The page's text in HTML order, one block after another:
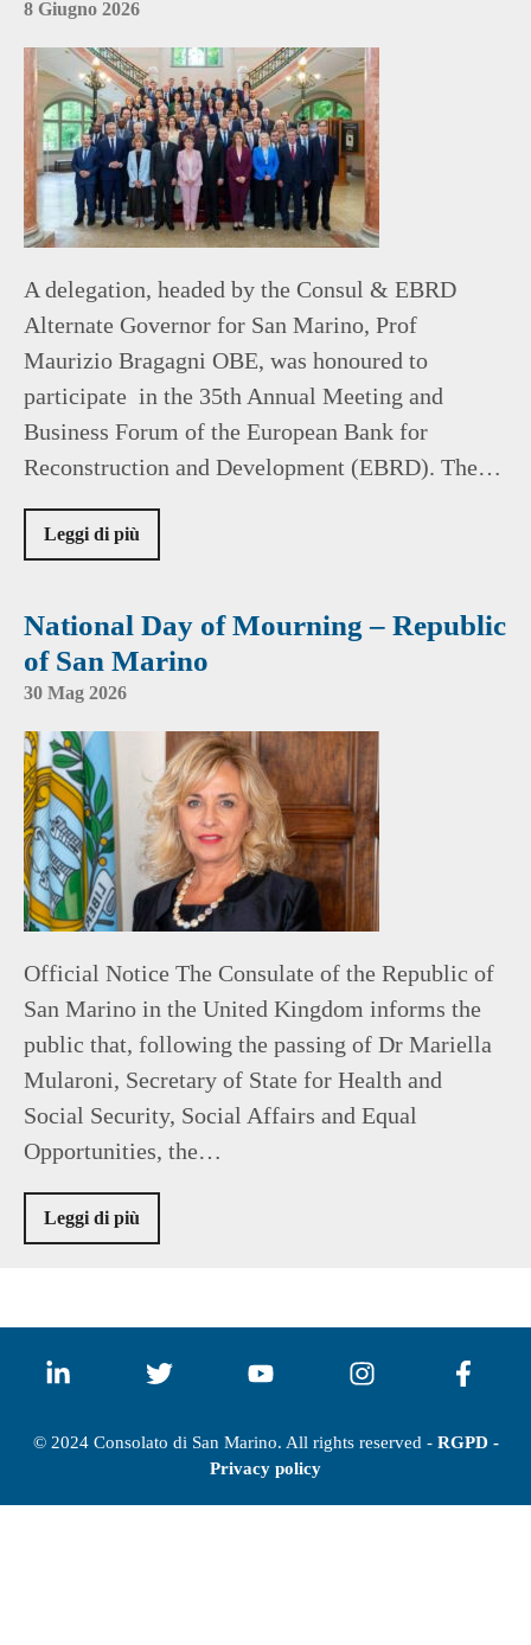
8 Giugno 2026
A delegation, headed by the Consul & EBRD
Alternate Governor for San Marino, Prof
Maurizio Bragagni OBE, was honoured to
participate in the 35th Annual Meeting and
Business Forum of the European Bank for
Reconstruction and Development (EBRD). The…
Leggi di più
National Day of Mourning – Republic
of San Marino
30 Mag 2026
Official Notice The Consulate of the Republic of
San Marino in the United Kingdom informs the
public that, following the passing of Dr Mariella
Mularoni, Secretary of State for Health and
Social Security, Social Affairs and Equal
Opportunities, the…
Leggi di più
© 2024 Consolato di San Marino. All rights reserved - RGPD -
Privacy policy